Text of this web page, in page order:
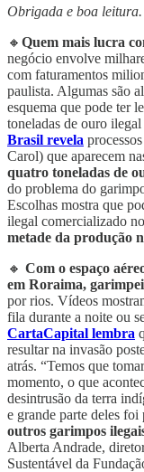
Obrigada e boa leitura.
🔸 Quem mais lucra
negócio envolve
com faturamentos
paulista. Algumas são
esquema que pode ter
toneladas de ouro
Brasil revela
Carol) que aparecem
quatro toneladas de
do problema do
Escolhas mostra que
ilegal comercializado
metade da produção
🔸 Com o espaço
em Roraima,
por rios. Vídeos
fila durante a noite ou
CartaCapital lembra
resultar na invasão
atrás. “Temos que
momento, o que
desintrusão da terra
e grande parte deles
outros garimpos
Alberta Andrade,
Sustentável da